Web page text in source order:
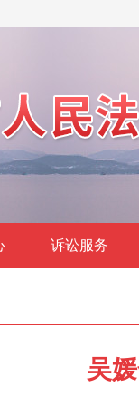
诉讼服务
吴